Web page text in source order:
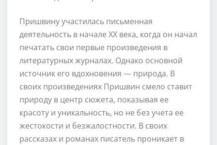
Пришвину участилась письменная
деятельность в начале XX века, когда он начал
печатать свои первые произведения в
литературных журналах. Однако основной
источник его вдохновения — природа. В
своих произведениях Пришвин смело ставит
природу в центр сюжета, показывая ее
красоту и уникальность, но не без учета ее
жестокости и безжалостности. В своих
рассказах и романах писатель проникает в